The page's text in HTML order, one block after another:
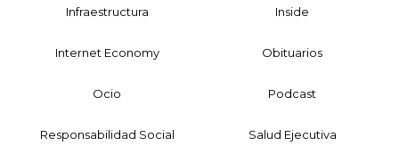
Infraestructura Inside
Internet Economy Obituarios
Ocio Podcast
Responsabilidad Social Salud Ejecutiva